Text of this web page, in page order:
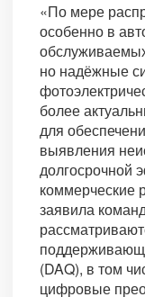
«По мере
особенно в
но надёжные
более
для
выявления
долгосрочной
заявила
(DAQ), в том
цифровые